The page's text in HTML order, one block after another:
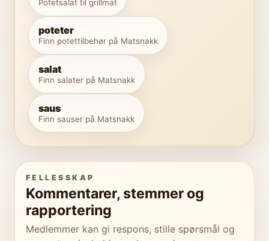
Potetsalat til grillmat
poteter
Finn potettilbehør på Matsnakk
salat
Finn salater på Matsnakk
saus
Finn sauser på Matsnakk
FELLESSKAP
Kommentarer, stemmer og
rapportering
Medlemmer kan gi respons, stille spørsmål og